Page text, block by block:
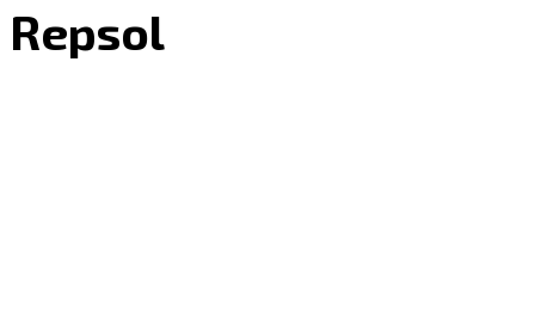
Repsol